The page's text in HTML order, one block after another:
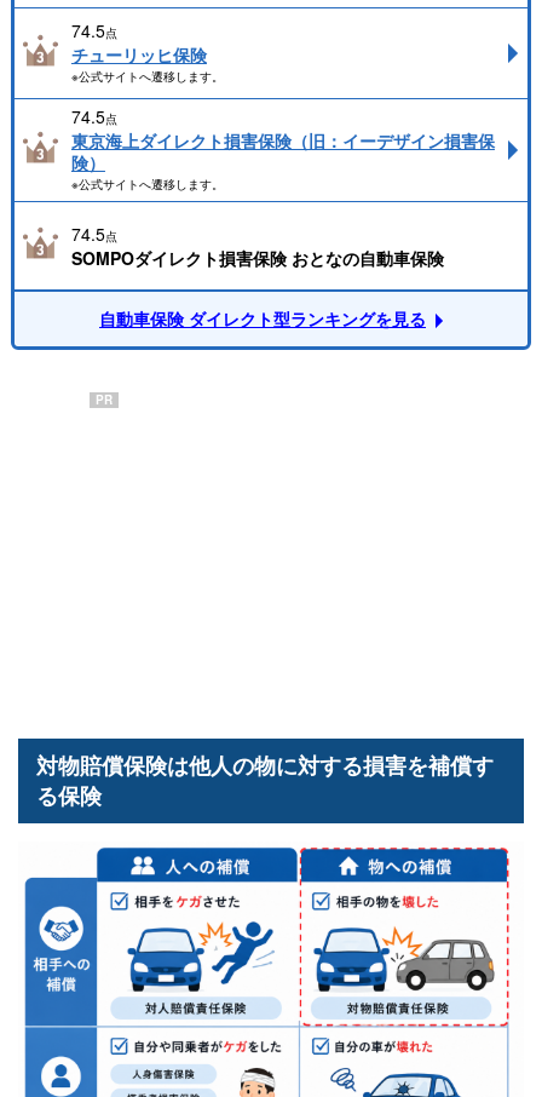
74.5点
チューリッヒ保険
※公式サイトへ遷移します。
74.5点
東京海上ダイレクト損害保険（旧：イーデザイン損害保
険）
※公式サイトへ遷移します。
74.5点
SOMPOダイレクト損害保険 おとなの自動車保険
自動車保険 ダイレクト型ランキングを見る
PR
対物賠償保険は他人の物に対する損害を補償す
る保険